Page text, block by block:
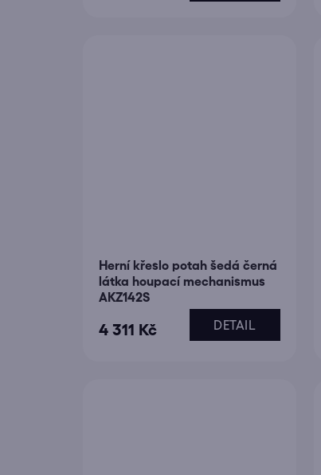
Herní křeslo potah šedá černá
látka houpací mechanismus
AKZ142S
4 311 Kč DETAIL